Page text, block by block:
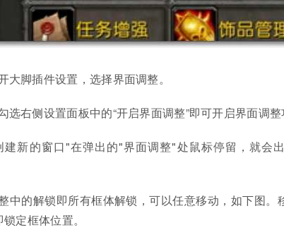
大脚插件设置，选择界面调整。
选右侧设置面板中的“开启界面调整”即可开启界面调整
建新的窗口"在弹出的"界面调整"处鼠标停留，就会
中的解锁即所有框体解锁，可以任意移动，如下图。
定框体位置。